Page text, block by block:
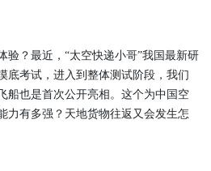
？最近，“太空快递小哥”我国最新研
底考试，进入到整体测试阶段，我们
船也是首次公开亮相。这个为中国空
力有多强？天地货物往返又会发生怎